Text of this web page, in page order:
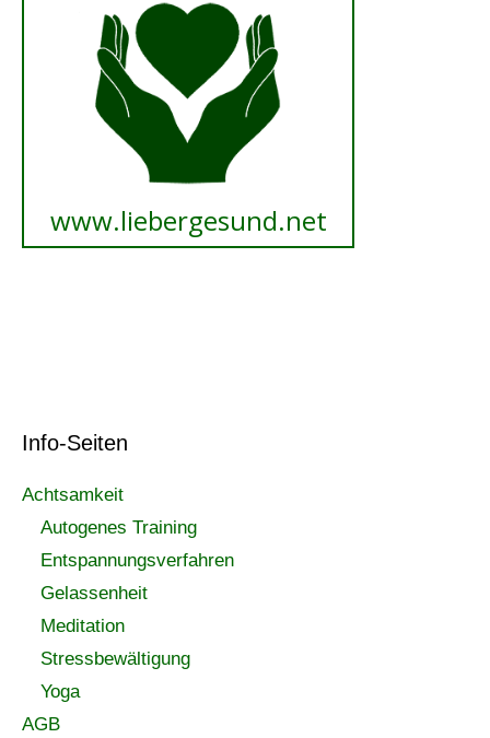
Info-Seiten
Achtsamkeit
Autogenes Training
Entspannungsverfahren
Gelassenheit
Meditation
Stressbewältigung
Yoga
AGB